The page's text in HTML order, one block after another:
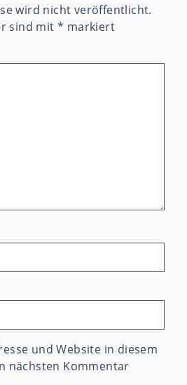
wird nicht veröffentlicht.
sind mit * markiert
und Website in diesem
nächsten Kommentar